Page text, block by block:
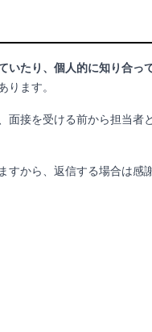
いたり、個人的に知り合っ
ます。
面接を受ける前から担当者
すから、返信する場合は感